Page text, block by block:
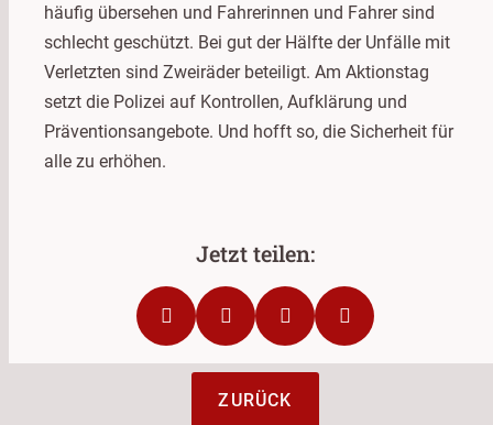
häufig übersehen und Fahrerinnen und Fahrer sind
schlecht geschützt. Bei gut der Hälfte der Unfälle mit
Verletzten sind Zweiräder beteiligt. Am Aktionstag
setzt die Polizei auf Kontrollen, Aufklärung und
Präventionsangebote. Und hofft so, die Sicherheit für
alle zu erhöhen.
ZURÜCK